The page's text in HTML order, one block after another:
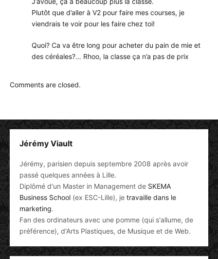
Plutôt que d’aller à V2 pour faire mes courses, je
viendrais te voir pour les faire chez toi!
Quoi? Ca va être long pour acheter du pain de mie et
des céréales?… Rhoo, la classe ça n’a pas de prix
Comments are closed.
Jérémy Viault
Jérémy, parisien depuis septembre 2008 après avoir
passé quelques années à Lille.
Diplômé d'un Master in Management de SKEMA
Business School (ex ESC-Lille), je travaille dans le
marketing.
Fan des ordinateurs avec une pomme (qui s'allume, de
préférence), d'Arts Plastiques, de Musique et de Web.